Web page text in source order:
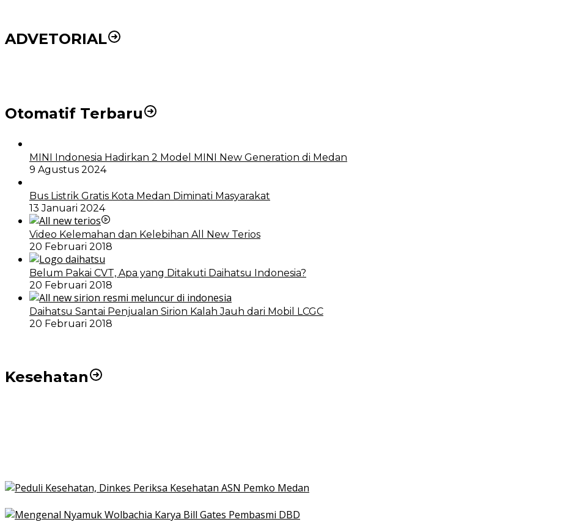
ADVETORIAL
Otomatif Terbaru
MINI Indonesia Hadirkan 2 Model MINI New Generation di Medan
9 Agustus 2024
Bus Listrik Gratis Kota Medan Diminati Masyarakat
13 Januari 2024
Video Kelemahan dan Kelebihan All New Terios
20 Februari 2018
Belum Pakai CVT, Apa yang Ditakuti Daihatsu Indonesia?
20 Februari 2018
Daihatsu Santai Penjualan Sirion Kalah Jauh dari Mobil LCGC
20 Februari 2018
Kesehatan